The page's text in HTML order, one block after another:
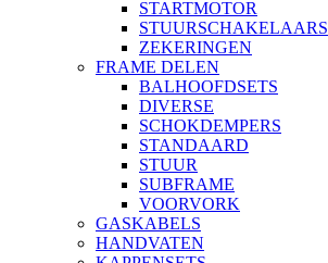
STARTMOTOR
STUURSCHAKELAARS
ZEKERINGEN
FRAME DELEN
BALHOOFDSETS
DIVERSE
SCHOKDEMPERS
STANDAARD
STUUR
SUBFRAME
VOORVORK
GASKABELS
HANDVATEN